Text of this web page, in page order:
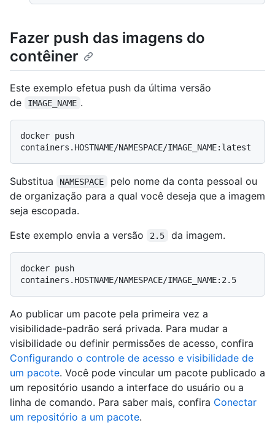
Fazer push das imagens do
contêiner
Este exemplo efetua push da última versão
de
IMAGE_NAME .
docker push
Substitua NAMESPACE
pelo nome da conta pessoal ou
de organização para a qual você deseja que a imagem
seja escopada.
Este exemplo envia a versão
2.5 da imagem.
docker push
Ao publicar um pacote pela primeira vez a
visibilidade-padrão será privada. Para mudar a
visibilidade ou definir permissões de acesso, confira
Configurando o controle de acesso e visibilidade de
um pacote. Você pode vincular um pacote publicado a
um repositório usando a interface do usuário ou a
linha de comando. Para saber mais, confira Conectar
um repositório a um pacote.